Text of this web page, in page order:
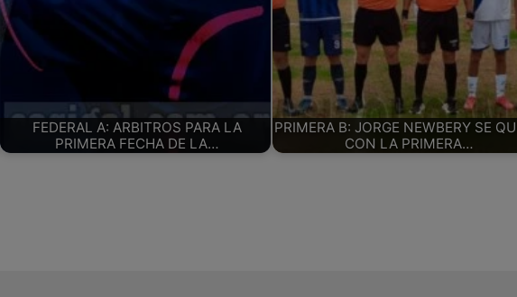
FEDERAL A: ARBITROS PARA LA
PRIMERA FECHA DE LA…
PRIMERA B: JORGE NEWBERY SE
CON LA PRIMERA…